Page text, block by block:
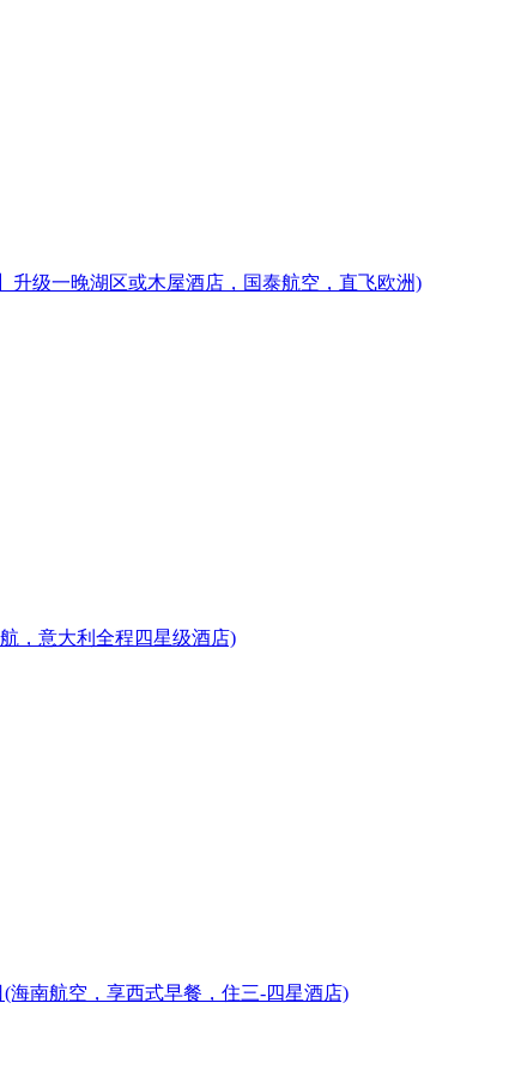
升级一晚湖区或木屋酒店，国泰航空，直飞欧洲)
，意大利全程四星级酒店)
(海南航空，享西式早餐，住三-四星酒店)